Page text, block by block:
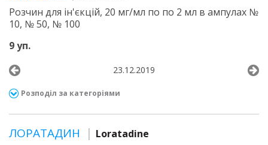
Розчин для ін'єкцій, 20 мг/мл по по 2 мл в ампулах №
10, № 50, № 100
9 уп.
23.12.2019
Розподіл за категоріями
ЛОРАТАДИН
Loratadine